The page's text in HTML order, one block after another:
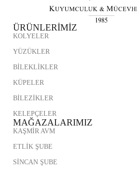
ÜRÜNLERİMİZ
KOLYELER
YÜZÜKLER
BİLEKLİKLER
KÜPELER
BİLEZİKLER
KELEPÇELER
MAĞAZALARIMIZ
KAŞMİR AVM
ETLİK ŞUBE
SİNCAN ŞUBE